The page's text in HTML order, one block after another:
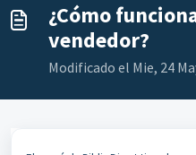
¿Cómo
vendedor?
Modificado el Mie, 24